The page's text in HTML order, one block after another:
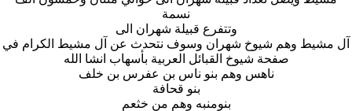
نسمة
وتتفرع قبيلة شهران الى
آل مشيط وهم شيوخ شهران وسوف نتحدث عن آل مشيط الكرام في
صفحة شيوخ القبائل العربية بأسهاب انشا الله
ناهس وهم بنو ناس بن عفرس بن خلف
بنو قحافة
بنومنبه وهم من خثعم